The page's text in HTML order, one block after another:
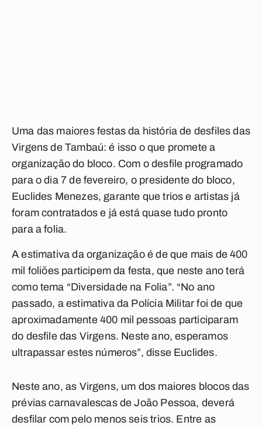
Uma das maiores festas da história de desfiles das
Virgens de Tambaú: é isso o que promete a
organização do bloco. Com o desfile programado
para o dia 7 de fevereiro, o presidente do bloco,
Euclides Menezes, garante que trios e artistas já
foram contratados e já está quase tudo pronto
para a folia.
A estimativa da organização é de que mais de 400
mil foliões participem da festa, que neste ano terá
como tema “Diversidade na Folia”. “No ano
passado, a estimativa da Polícia Militar foi de que
aproximadamente 400 mil pessoas participaram
do desfile das Virgens. Neste ano, esperamos
ultrapassar estes números”, disse Euclides.
Neste ano, as Virgens, um dos maiores blocos das
prévias carnavalescas de João Pessoa, deverá
desfilar com pelo menos seis trios. Entre as